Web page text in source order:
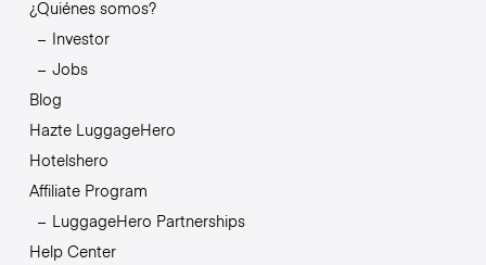
¿Quiénes somos?
Investor
Jobs
Blog
Hazte LuggageHero
Hotelshero
Affiliate Program
LuggageHero Partnerships
Help Center